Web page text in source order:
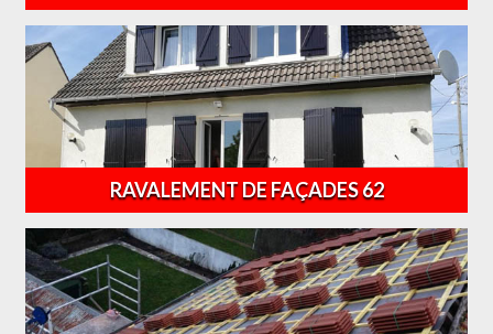
RAVALEMENT DE FAÇADES 62